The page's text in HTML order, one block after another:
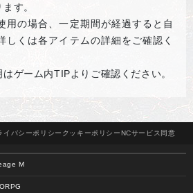
す。
の場合、一定期間が経過すると自
しくは各アイテムの詳細をご確認く
ゲーム内TIPよりご確認ください。
イバシーポリシー クッキーポリシーNCサービス 同意
M